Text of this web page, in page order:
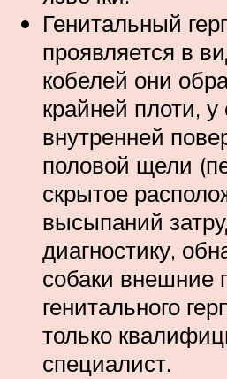
Генитальный
проявляется в
кобелей они
крайней плоти,
внутренней
половой щели
скрытое
высыпаний
диагностику,
собаки внешние
генитального
только
специалист.